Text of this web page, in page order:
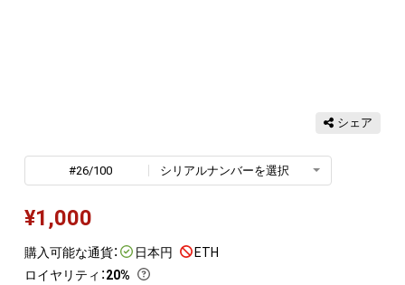
シェア
#26/100 シリアルナンバーを選択
¥1,000
購入可能な通貨： 日本円
ETH
ロイヤリティ ：20%